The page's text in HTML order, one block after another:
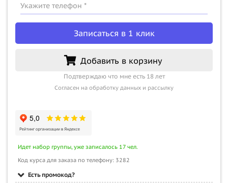
Укажите телефон *
Записаться в 1 клик
Добавить в корзину
Подтверждаю что мне есть 18 лет
Согласен на обработку данных и рассылку
Идет набор группы, уже записалось 17 чел.
Код курса для заказа по телефону: 3282
Есть промокод?